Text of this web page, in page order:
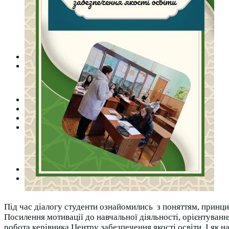
Студентська рада
Документація. Карантин
Центр кар’єри та працевлаштування
Неформальна та інформальна освіта
Вступникам
Міжнародне співробітництво
Міжнародне співробітництво для викладачів
Міжнародне співробітництво для студентів
Угоди та договори
Вісник
Контакти
Публічність
Кваліфікаційний центр МФК
Нормативно-правова база
Форма заяви здобувача
Майстри сервісних центрів
Про формальну, неформальну та інформальну освіту
Під час діалогу студенти ознайомились з поняттям,
Посилення мотивації до навчальної діяльності,